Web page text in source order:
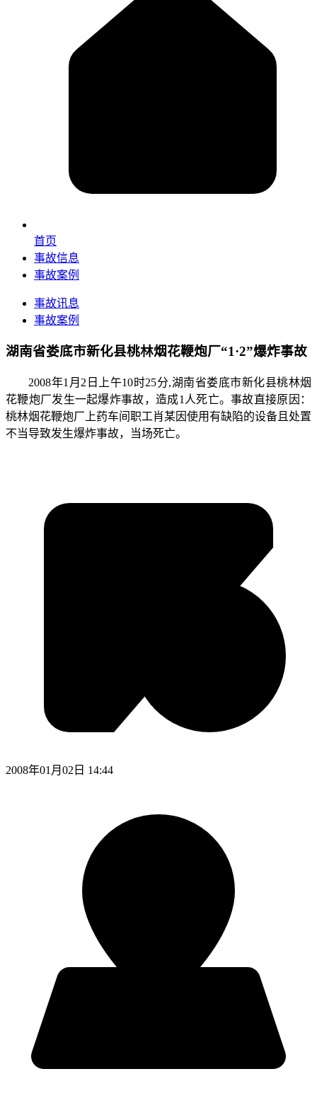
首页
事故信息
事故案例
事故讯息
事故案例
湖南省娄底市新化县桃林烟花鞭炮厂“1·2”爆炸事故
2008年1月2日上午10时25分,湖南省娄底市新化县桃林烟
花鞭炮厂发生一起爆炸事故，造成1人死亡。事故直接原因：
桃林烟花鞭炮厂上药车间职工肖某因使用有缺陷的设备且处置
不当导致发生爆炸事故，当场死亡。
2008年01月02日 14:44